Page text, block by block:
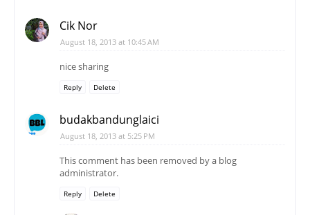
Cik Nor
August 18, 2013 at 10:45 AM
nice sharing
Reply Delete
budakbandunglaici
August 18, 2013 at 5:25 PM
This comment has been removed by a blog
administrator.
Reply Delete